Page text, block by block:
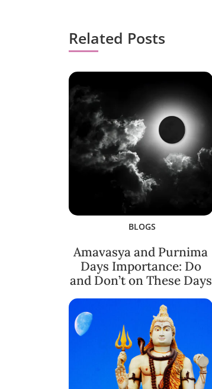
Related Posts
BLOGS
Amavasya and Purnima
Days Importance: Do
and Don’t on These Days